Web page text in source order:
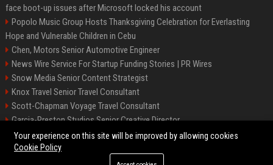
face boot-up issues after Microsoft locked his account
Popolo Music Group Hosts Thanksgiving Celebration for Everlasting
Hope and Vulnerable Children in Cebu
Chen, Motors Senior Automotive Engineer
News Wire Service For Startup Funding Stories | PR Wires
Snow Media Senior Content Strategist
Knox Travel Senior Travel Consultant
Scott-Chapman Voyage Travel Consultant
Garcia-Preston Studios Senior Creative Director
Chapman-Clements Vehicle Senior Automotive Engineer
Your experience on this site will be improved by allowing cookies
Cookie Policy